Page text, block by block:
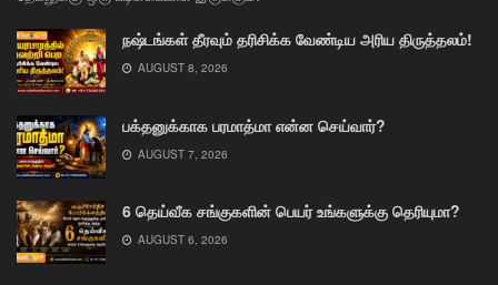
நஷ்டங்கள் தீரவும் தரிசிக்க வேண்டிய அரிய திருத்தலம்!
AUGUST 8, 2026
பக்தனுக்காக பரமாத்மா என்ன செய்வார்?
AUGUST 7, 2026
6 தெய்வீக சங்குகளின் பெயர் உங்களுக்கு தெரியுமா?
AUGUST 6, 2026